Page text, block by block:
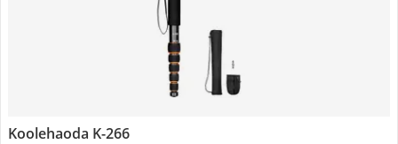
Koolehaoda K-266